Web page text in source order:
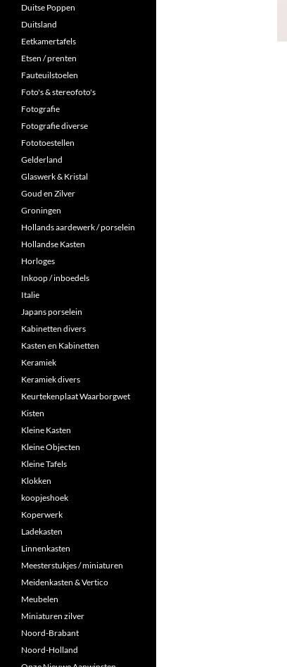
Duitse Poppen
Duitsland
Eetkamertafels
Etsen / prenten
Fauteuilstoelen
Foto's & stereofoto's
Fotografie
Fotografie diverse
Fototoestellen
Gelderland
Glaswerk & Kristal
Goud en Zilver
Groningen
Hollands aardewerk / porselein
Hollandse Kasten
Horloges
Inkoop / inboedels
Italie
Japans porselein
Kabinetten divers
Kasten en Kabinetten
Keramiek
Keramiek divers
Keurtekenplaat Waarborgwet
Kisten
Kleine Kasten
Kleine Objecten
Kleine Tafels
Klokken
koopjeshoek
Koperwerk
Ladekasten
Linnenkasten
Meesterstukjes / miniaturen
Meidenkasten & Vertico
Meubelen
Miniaturen zilver
Noord-Brabant
Noord-Holland